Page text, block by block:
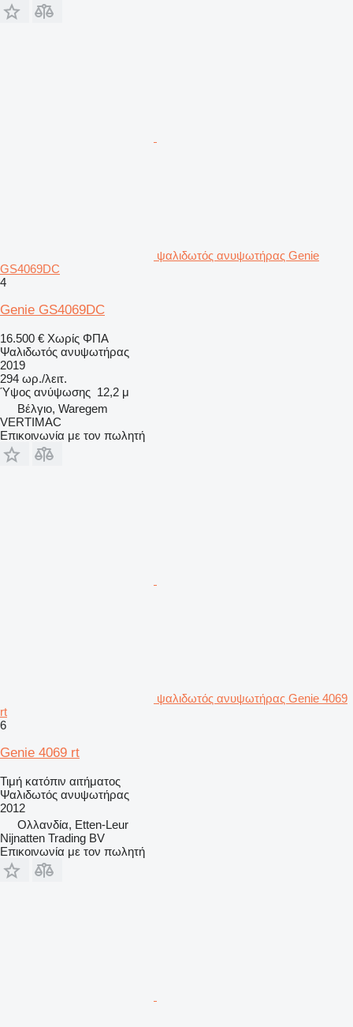
ψαλιδωτός ανυψωτήρας Genie
GS4069DC
4
Genie GS4069DC
16.500 € Χωρίς ΦΠΑ
Ψαλιδωτός ανυψωτήρας
2019
294 ωρ./λειτ.
Ύψος ανύψωσης 12,2 μ
Βέλγιο, Waregem
VERTIMAC
Επικοινωνία με τον πωλητή
ψαλιδωτός ανυψωτήρας Genie 4069
rt
6
Genie 4069 rt
Τιμή κατόπιν αιτήματος
Ψαλιδωτός ανυψωτήρας
2012
Ολλανδία, Etten-Leur
Nijnatten Trading BV
Επικοινωνία με τον πωλητή